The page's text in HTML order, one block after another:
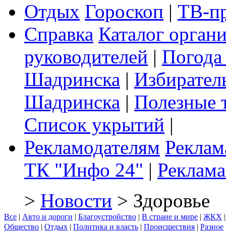
Отдых Гороскоп | ТВ-
Справка Каталог
руководителей |
Шадринска |
Шадринска | Полезные
Список укрытий |
Рекламодателям
ТК "Инфо 24" |
> Новости > Здоровье
Все | Авто и дороги | Благоустройство | В стране и мире | ЖКХ
Общество | Отдых | Политика и власть | Происшествия | Разное